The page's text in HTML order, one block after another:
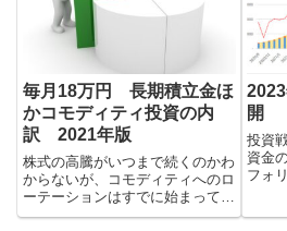
NISA
rather
this
毎月18万円 長期積立金ほ
かコモディティ投資の内
訳 2021年版
株式の高騰がいつまで続くのかわ
からないが、コモディティへのロ
ーテーションはすでに始まってい
ます。2021年はコモディティの
開
投資
資金
フォ